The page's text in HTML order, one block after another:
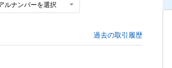
ルナンバーを選択
過去の取引履歴